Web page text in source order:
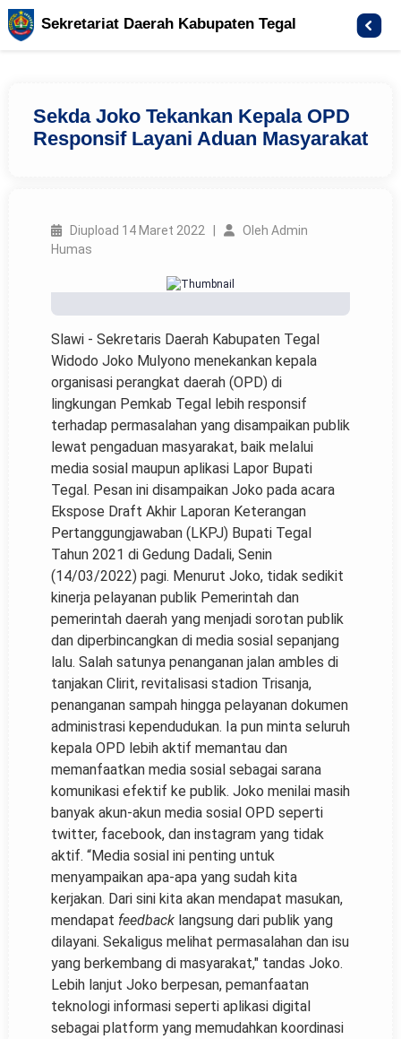
Sekretariat Daerah Kabupaten Tegal
Sekda Joko Tekankan Kepala OPD
Responsif Layani Aduan Masyarakat
Diupload 14 Maret 2022 |
Oleh Admin
Humas
Slawi - Sekretaris Daerah Kabupaten Tegal
Widodo Joko Mulyono menekankan kepala
organisasi perangkat daerah (OPD) di
lingkungan Pemkab Tegal lebih responsif
terhadap permasalahan yang disampaikan publik
lewat pengaduan masyarakat, baik melalui
media sosial maupun aplikasi Lapor Bupati
Tegal. Pesan ini disampaikan Joko pada acara
Ekspose Draft Akhir Laporan Keterangan
Pertanggungjawaban (LKPJ) Bupati Tegal
Tahun 2021 di Gedung Dadali, Senin
(14/03/2022) pagi. Menurut Joko, tidak sedikit
kinerja pelayanan publik Pemerintah dan
pemerintah daerah yang menjadi sorotan publik
dan diperbincangkan di media sosial sepanjang
lalu. Salah satunya penanganan jalan ambles di
tanjakan Clirit, revitalisasi stadion Trisanja,
penanganan sampah hingga pelayanan dokumen
administrasi kependudukan. Ia pun minta seluruh
kepala OPD lebih aktif memantau dan
memanfaatkan media sosial sebagai sarana
komunikasi efektif ke publik. Joko menilai masih
banyak akun-akun media sosial OPD seperti
twitter, facebook, dan instagram yang tidak
aktif. “Media sosial ini penting untuk
menyampaikan apa-apa yang sudah kita
kerjakan. Dari sini kita akan mendapat masukan,
mendapat feedback langsung dari publik yang
dilayani. Sekaligus melihat permasalahan dan isu
yang berkembang di masyarakat," tandas Joko.
Lebih lanjut Joko berpesan, pemanfaatan
teknologi informasi seperti aplikasi digital
sebagai platform yang memudahkan koordinasi